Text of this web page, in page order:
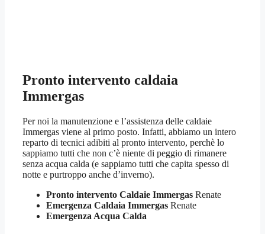
Pronto intervento caldaia
Immergas
Per noi la manutenzione e l’assistenza delle caldaie
Immergas viene al primo posto. Infatti, abbiamo un intero
reparto di tecnici adibiti al pronto intervento, perchè lo
sappiamo tutti che non c’è niente di peggio di rimanere
senza acqua calda (e sappiamo tutti che capita spesso di
notte e purtroppo anche d’inverno).
Pronto intervento Caldaie Immergas Renate
Emergenza Caldaia Immergas Renate
Emergenza Acqua Calda